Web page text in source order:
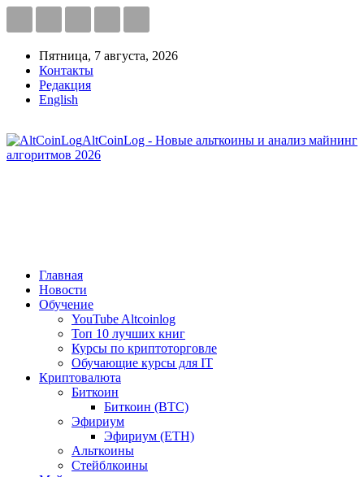
Пятница, 7 августа, 2026
Контакты
Редакция
English
AltCoinLog - Новые альткоины и анализ майнинг
алгоритмов 2026
Главная
Новости
Обучение
YouTube Altcoinlog
Топ 10 лучших книг
Курсы по криптоторговле
Обучающие курсы для IT
Криптовалюта
Биткоин
Биткоин (BTC)
Эфириум
Эфириум (ETH)
Альткоины
Стейблкоины